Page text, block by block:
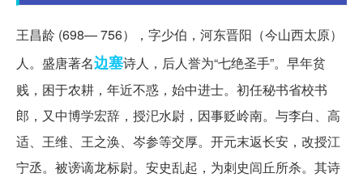
王昌龄 (698— 756），字少伯，河东晋阳（今山西太原）
人。盛唐著名边塞诗人，后人誉为“七绝圣手”。早年贫
贱，困于农耕，年近不惑，始中进士。初任秘书省校书
郎，又中博学宏辞，授汜水尉，因事贬岭南。与李白、高
适、王维、王之涣、岑参等交厚。开元末返长安，改授江
宁丞。被谤谪龙标尉。安史乱起，为刺史闾丘所杀。其诗